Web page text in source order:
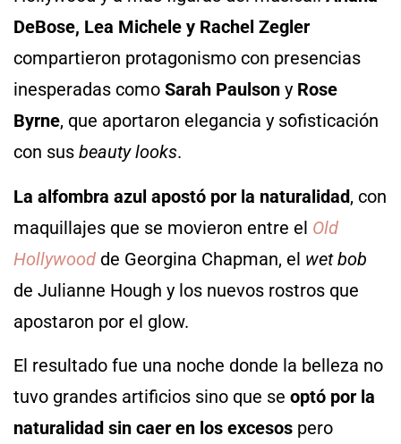
DeBose, Lea Michele y Rachel Zegler
compartieron protagonismo con presencias
inesperadas como Sarah Paulson y Rose
Byrne, que aportaron elegancia y sofisticación
con sus beauty looks.
La alfombra azul apostó por la naturalidad, con
maquillajes que se movieron entre el Old
Hollywood de Georgina Chapman, el wet bob
de Julianne Hough y los nuevos rostros que
apostaron por el glow.
El resultado fue una noche donde la belleza no
tuvo grandes artificios sino que se optó por la
naturalidad sin caer en los excesos pero